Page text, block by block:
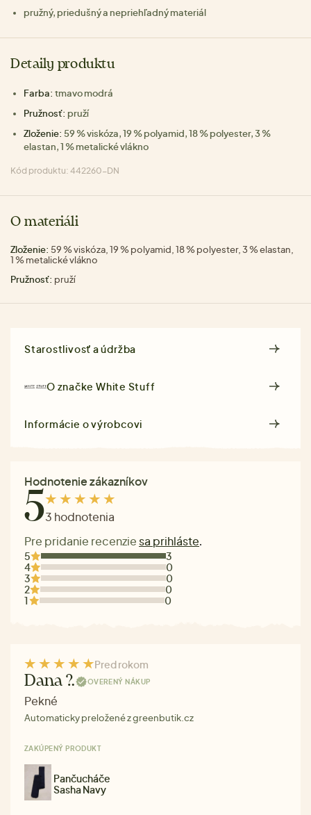
pružný, priedušný a nepriehľadný materiál
Detaily produktu
Farba: tmavo modrá
Pružnosť: pruží
Zloženie: 59 % viskóza, 19 % polyamid, 18 % polyester, 3 %
elastan, 1 % metalické vlákno
Kód produktu: 442260-DN
O materiáli
Zloženie: 59 % viskóza, 19 % polyamid, 18 % polyester, 3 % elastan,
1 % metalické vlákno
Pružnosť: pruží
Starostlivosť a údržba
O značkeWhite Stuff
Informácie o výrobcovi
Hodnotenie zákazníkov
53 hodnotenia
Pre pridanie recenzie sa prihláste.
5
3
4
0
3
0
2
0
1
0
Pred rokom
Dana ?. OVERENÝ NÁKUP
Pekné
Automaticky preložené z greenbutik.cz
ZAKÚPENÝ PRODUKT
Pančucháče
Sasha Navy